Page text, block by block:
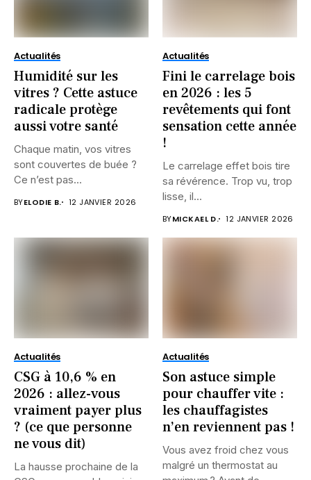
Actualités
Humidité sur les
vitres ? Cette astuce
radicale protège
aussi votre santé
Chaque matin, vos vitres
sont couvertes de buée ?
Ce n’est pas...
BYELODIE B. 12 JANVIER 2026
Actualités
Fini le carrelage bois
en 2026 : les 5
revêtements qui font
sensation cette année
!
Le carrelage effet bois tire
sa révérence. Trop vu, trop
lisse, il...
BYMICKAEL D. 12 JANVIER 2026
Actualités
CSG à 10,6 % en
2026 : allez-vous
vraiment payer plus
? (ce que personne
ne vous dit)
La hausse prochaine de la
Actualités
Son astuce simple
pour chauffer vite :
les chauffagistes
n’en reviennent pas !
Vous avez froid chez vous
malgré un thermostat au